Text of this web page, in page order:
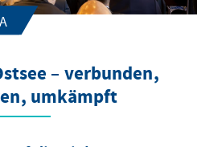
– verbunden,
umkämpft